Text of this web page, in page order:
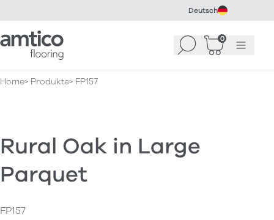
Deutsch
Amtico Flooring Suchen 0
WarenkorbMenü
Home Produkte FP157
Rural Oak in Large
Parquet
FP157